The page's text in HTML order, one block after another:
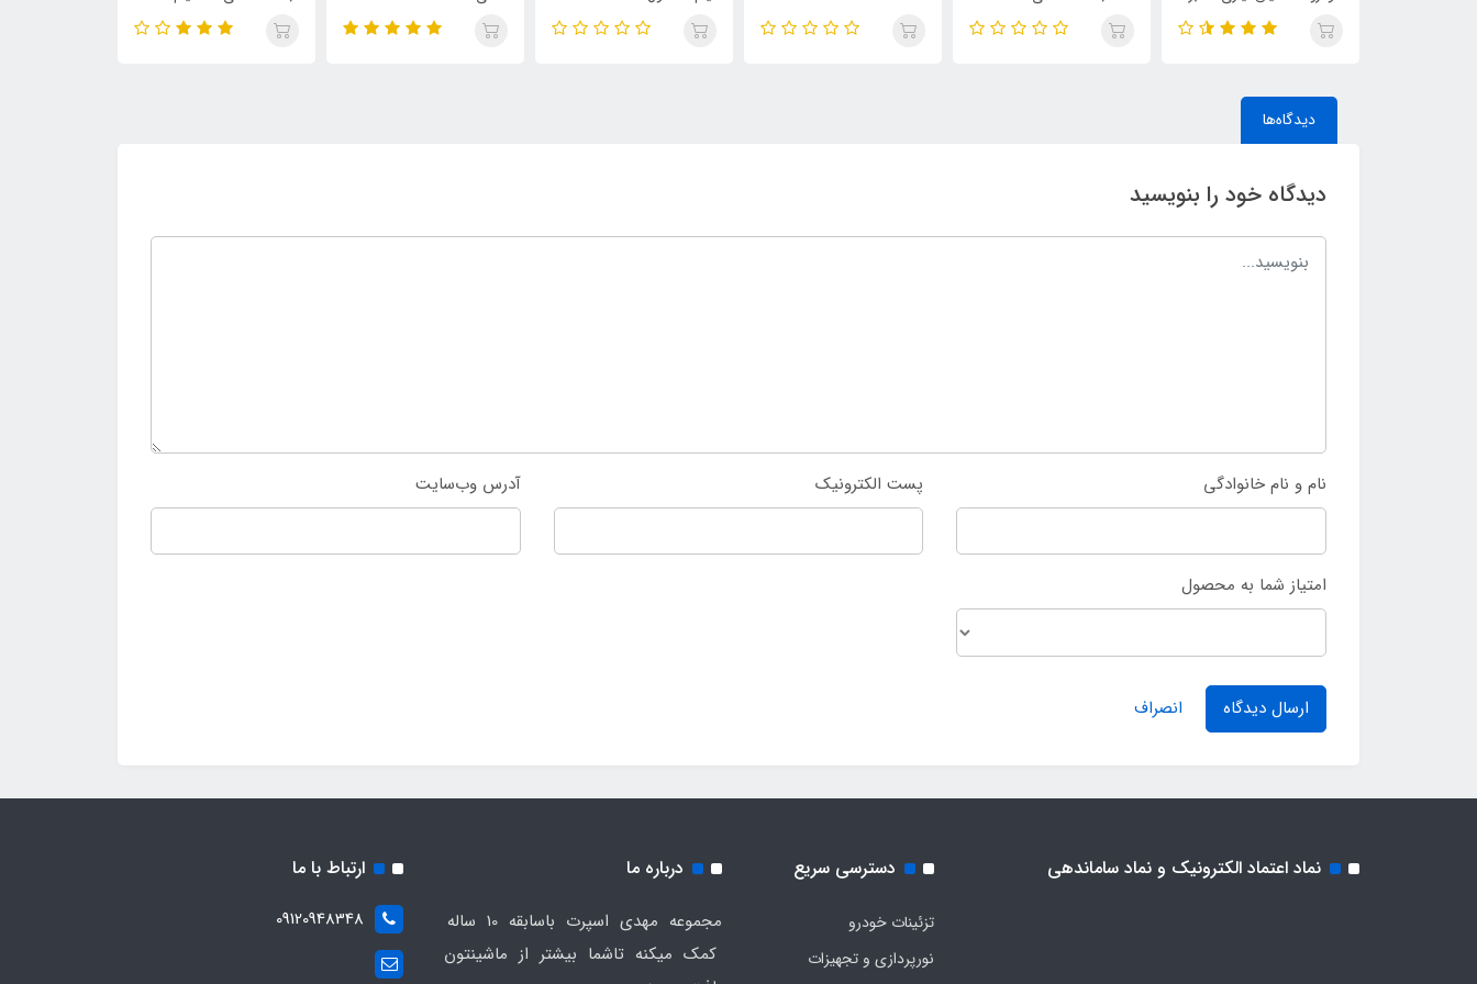
محصول
دیدگاه‌ها
دیدگاه خود را بنویسید
نام و نام خانوادگی پست الکترونیک آدرس وب‌سایت
امتیاز شما به محصول
ارسال دیدگاه انصراف
نماد اعتماد الکترونیک و نماد ساماندهی دسترسی سریع
تزئینات خودرو
نورپردازی و تجهیزات
درباره ما
مجموعه مهدی اسپرت باسابقه 10 ساله
کمک میکنه تاشما بیشتر از ماشینتون
ارتباط با ما
09120948348